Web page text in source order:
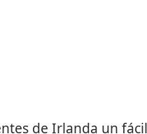
de Irlanda un